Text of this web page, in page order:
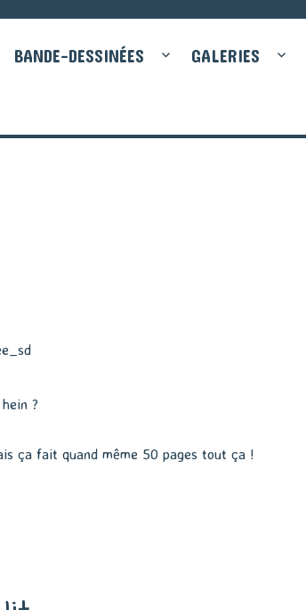
BANDE-DESSINÉES GALERIES
?
ça fait quand même 50 pages tout ça !